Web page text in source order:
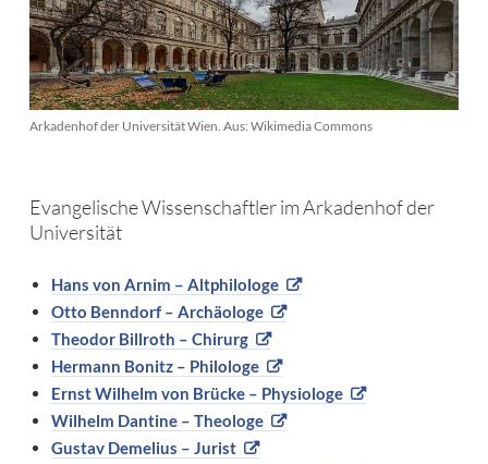
Arkadenhof der Universität Wien. Aus: Wikimedia Commons
Evangelische Wissenschaftler im Arkadenhof der
Universität
Hans von Arnim – Altphilologe
Otto Benndorf – Archäologe
Theodor Billroth – Chirurg
Hermann Bonitz – Philologe
Ernst Wilhelm von Brücke – Physiologe
Wilhelm Dantine – Theologe
Gustav Demelius – Jurist